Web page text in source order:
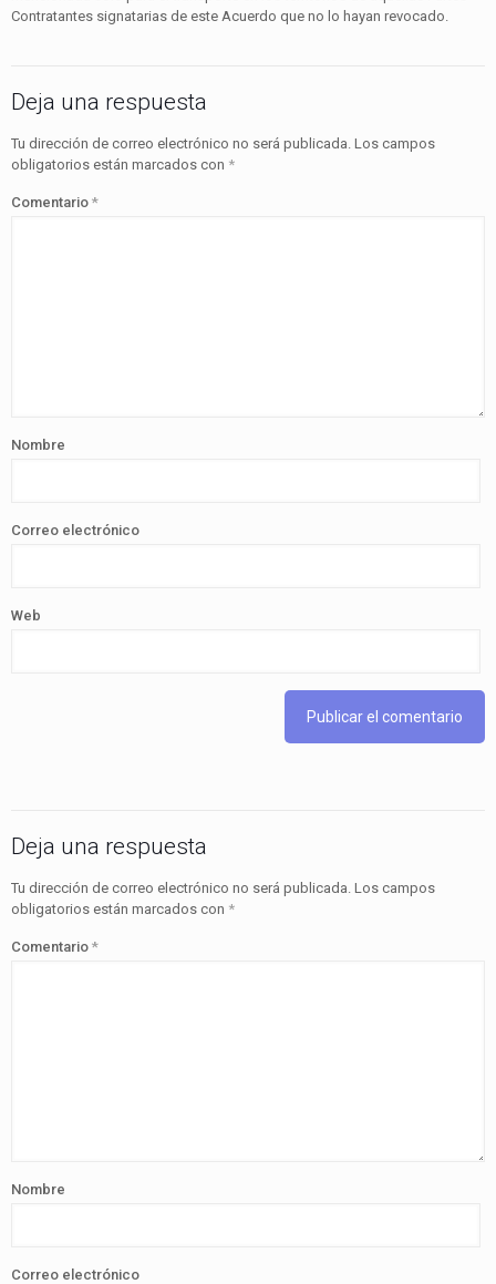
Contratantes signatarias de este Acuerdo que no lo hayan revocado.
Deja una respuesta
Tu dirección de correo electrónico no será publicada. Los campos
obligatorios están marcados con *
Comentario *
Nombre
Correo electrónico
Web
Deja una respuesta
Tu dirección de correo electrónico no será publicada. Los campos
obligatorios están marcados con *
Comentario *
Nombre
Correo electrónico